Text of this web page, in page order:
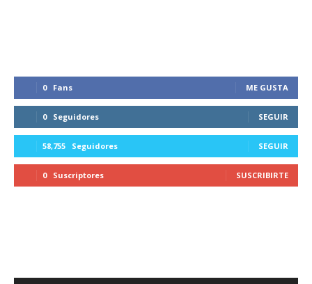
0 Fans ME GUSTA
0 Seguidores SEGUIR
58,755 Seguidores SEGUIR
0 Suscriptores SUSCRIBIRTE